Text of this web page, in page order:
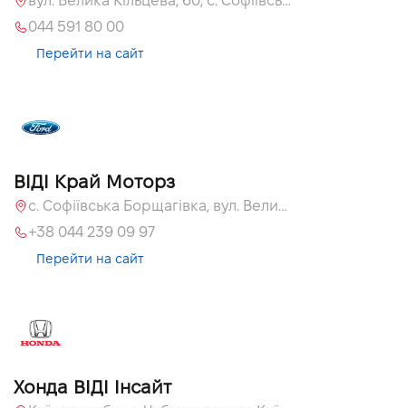
044 591 80 00
Перейти на сайт
ВІДІ Край Моторз
с. Софіївська Борщагівка, вул. Велика Кільцева, 60а
+38 044 239 09 97
Перейти на сайт
Хонда ВІДІ Інсайт